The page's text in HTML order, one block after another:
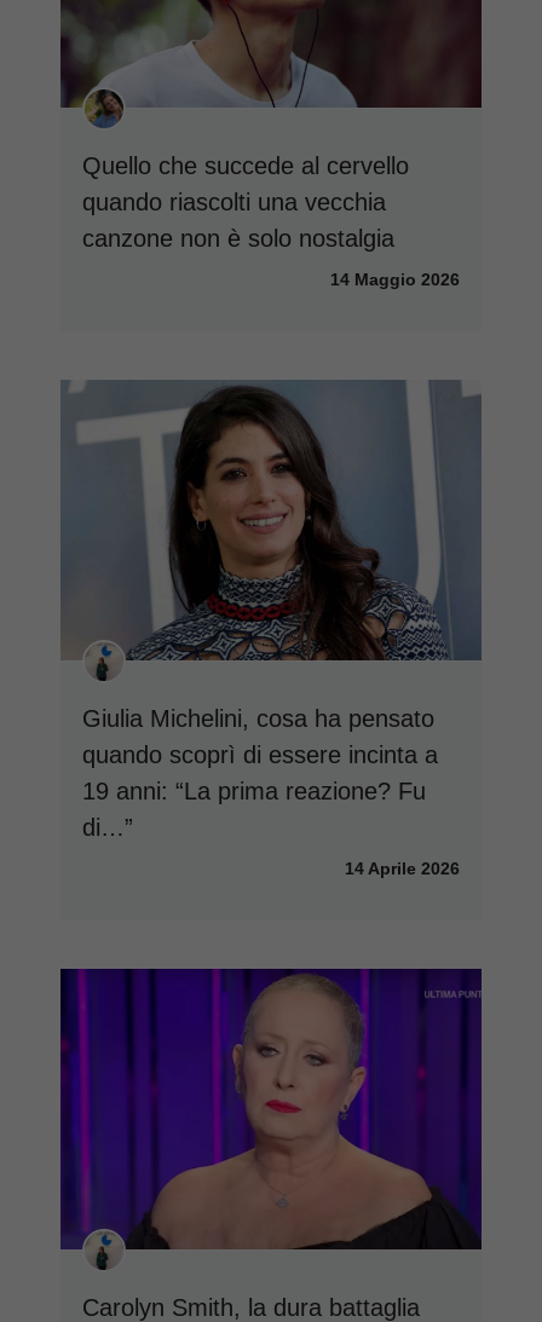
Quello che succede al cervello
quando riascolti una vecchia
canzone non è solo nostalgia
14 Maggio 2026
Giulia Michelini, cosa ha pensato
quando scoprì di essere incinta a
19 anni: “La prima reazione? Fu
di…”
14 Aprile 2026
Carolyn Smith, la dura battaglia